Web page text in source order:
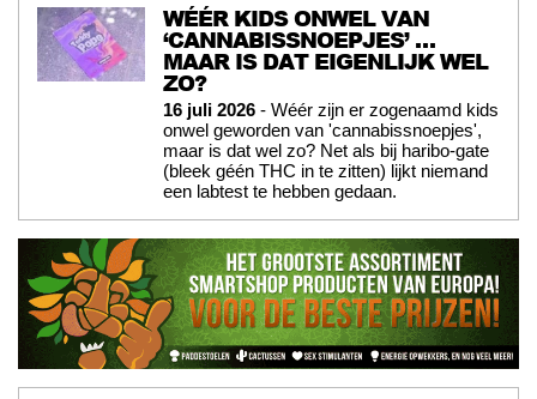
WÉÉR KIDS ONWEL VAN
‘CANNABISSNOEPJES’ …
MAAR IS DAT EIGENLIJK WEL
ZO?
16 juli 2026 - Wéér zijn er zogenaamd kids
onwel geworden van 'cannabissnoepjes',
maar is dat wel zo? Net als bij haribo-gate
(bleek géén THC in te zitten) lijkt niemand
een labtest te hebben gedaan.